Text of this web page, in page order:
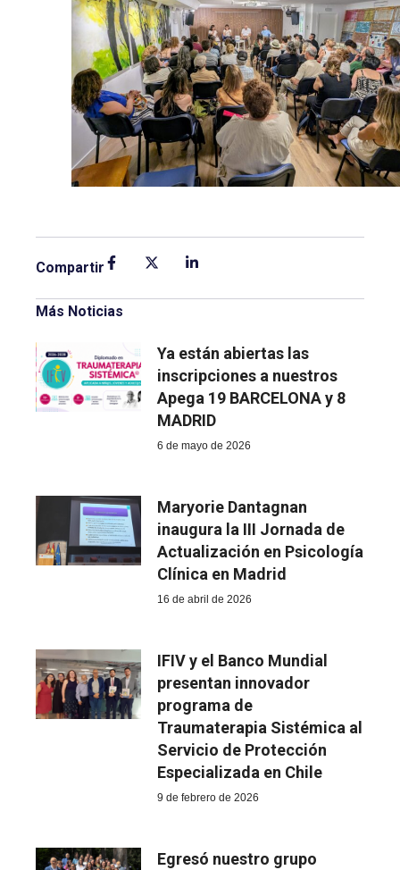
Compartir
Más Noticias
Ya están abiertas las
inscripciones a nuestros
Apega 19 BARCELONA y 8
MADRID
6 de mayo de 2026
Maryorie Dantagnan
inaugura la III Jornada de
Actualización en Psicología
Clínica en Madrid
16 de abril de 2026
IFIV y el Banco Mundial
presentan innovador
programa de
Traumaterapia Sistémica al
Servicio de Protección
Especializada en Chile
9 de febrero de 2026
Egresó nuestro grupo